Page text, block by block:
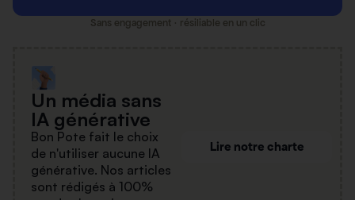
Sans engagement · résiliable en un clic
Un média sans
IA générative
Bon Pote fait le choix
de n'utiliser aucune IA
générative. Nos articles
sont rédigés à 100%
Lire notre charte